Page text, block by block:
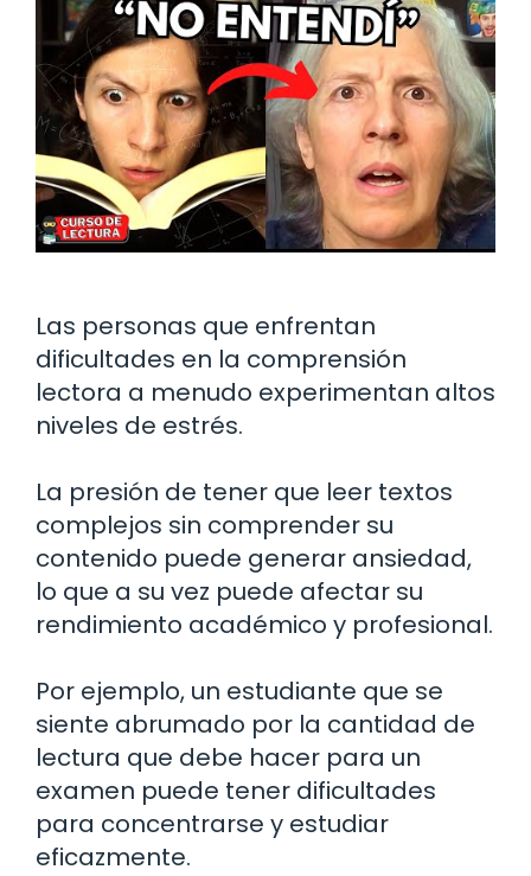
Las personas que enfrentan
dificultades en la comprensión
lectora a menudo experimentan altos
niveles de estrés.
La presión de tener que leer textos
complejos sin comprender su
contenido puede generar ansiedad,
lo que a su vez puede afectar su
rendimiento académico y profesional.
Por ejemplo, un estudiante que se
siente abrumado por la cantidad de
lectura que debe hacer para un
examen puede tener dificultades
para concentrarse y estudiar
eficazmente.